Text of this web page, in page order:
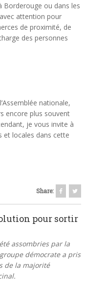
Borderouge ou dans les
attention pour
de proximité, de
des personnes
nationale,
encore plus souvent
je vous invite à
et locales dans cette
Share:
pour sortir
assombries par la
démocrate a pris
de la majorité